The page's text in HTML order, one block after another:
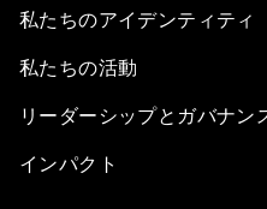
私たちのアイデンティティ
私たちの活動
リーダーシップとガバナン
インパクト